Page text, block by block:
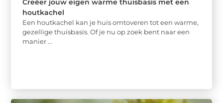
Creëer jouw eigen warme thuisbasis met een
houtkachel
Een houtkachel kan je huis omtoveren tot een warme,
gezellige thuisbasis. Of je nu op zoek bent naar een
manier ...